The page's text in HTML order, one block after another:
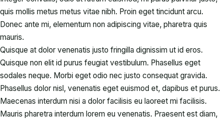
quis mollis metus metus vitae nibh. Proin eget tincidunt arcu.
Donec ante mi, elementum non adipiscing vitae, pharetra quis
mauris.
Quisque at dolor venenatis justo fringilla dignissim ut id eros.
Quisque non elit id purus feugiat vestibulum. Phasellus eget
sodales neque. Morbi eget odio nec justo consequat gravida.
Phasellus dolor nisl, venenatis eget euismod et, dapibus et purus.
Maecenas interdum nisi a dolor facilisis eu laoreet mi facilisis.
Mauris pharetra interdum lorem eu venenatis. Praesent est diam,